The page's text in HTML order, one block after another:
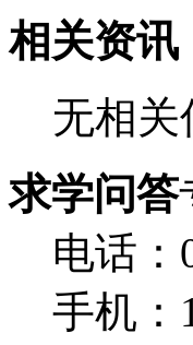
相关资讯
无相关
求学问答
电话：
手机：